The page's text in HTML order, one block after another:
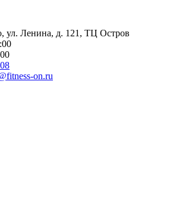
ул. Ленина, д. 121, ТЦ Остров
on.ru